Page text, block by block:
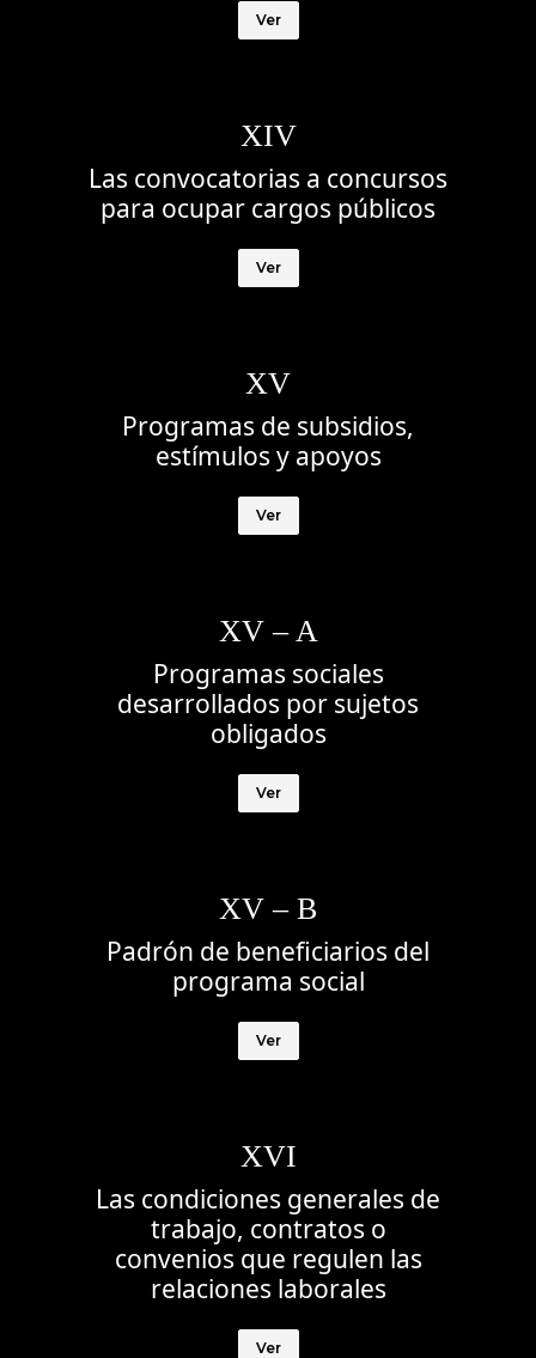
Ver
XIV
Las convocatorias a concursos
para ocupar cargos públicos
Ver
XV
Programas de subsidios,
estímulos y apoyos
Ver
XV – A
Programas sociales
desarrollados por sujetos
obligados
Ver
XV – B
Padrón de beneficiarios del
programa social
Ver
XVI
Las condiciones generales de
trabajo, contratos o
convenios que regulen las
relaciones laborales
Ver